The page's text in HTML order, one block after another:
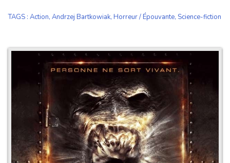
TAGS : Action, Andrzej Bartkowiak, Horreur / Épouvante, Science-fiction